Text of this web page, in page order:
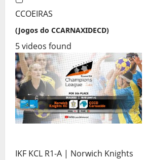
CCOEIRAS
(Jogos do CCARNAXIDECD)
5 videos found
IKF KCL R1-A | Norwich Knights